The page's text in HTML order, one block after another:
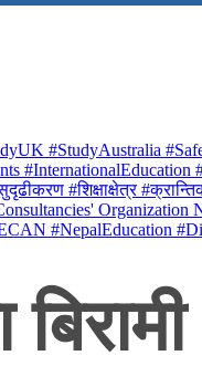
#StudyAustralia
#InternationalEducation
#शिक्षाक्षेत्र
Organization
#NepalEducation